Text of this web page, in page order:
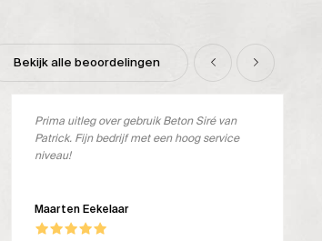
Bekijk alle beoordelingen
Maarten Eekelaar
Prima uitleg over gebruik Beton Siré van
Patrick. Fijn bedrijf met een hoog service
niveau!